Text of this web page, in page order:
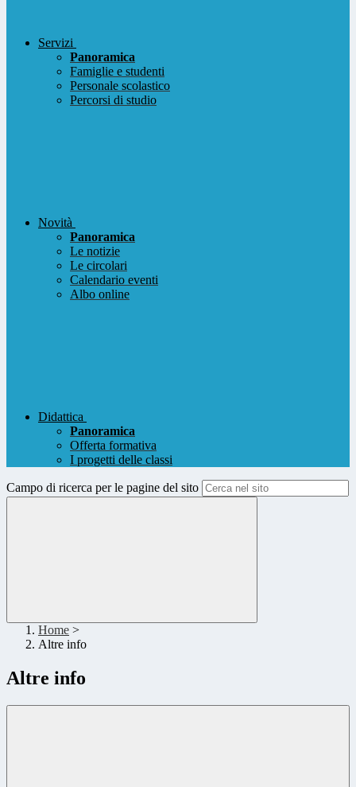
Servizi
Panoramica
Famiglie e studenti
Personale scolastico
Percorsi di studio
Novità
Panoramica
Le notizie
Le circolari
Calendario eventi
Albo online
Didattica
Panoramica
Offerta formativa
I progetti delle classi
Campo di ricerca per le pagine del sito
Home >
Altre info
Altre info